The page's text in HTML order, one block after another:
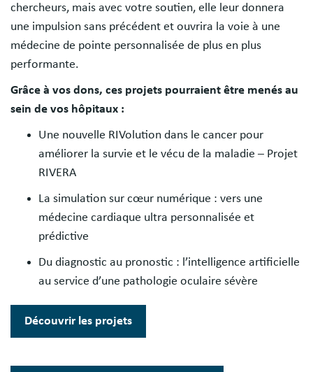
chercheurs, mais avec votre soutien, elle leur donnera
une impulsion sans précédent et ouvrira la voie à une
médecine de pointe personnalisée de plus en plus
performante.
Grâce à vos dons, ces projets pourraient être menés au
sein de vos hôpitaux :
Une nouvelle RIVolution dans le cancer pour
améliorer la survie et le vécu de la maladie – Projet
RIVERA
La simulation sur cœur numérique : vers une
médecine cardiaque ultra personnalisée et
prédictive
Du diagnostic au pronostic : l’intelligence artificielle
au service d’une pathologie oculaire sévère
Découvrir les projets